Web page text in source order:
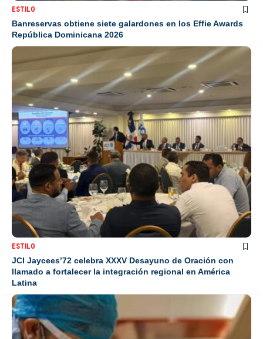
ESTILO
Banreservas obtiene siete galardones en los Effie Awards
República Dominicana 2026
ESTILO
JCI Jaycees’72 celebra XXXV Desayuno de Oración con
llamado a fortalecer la integración regional en América
Latina